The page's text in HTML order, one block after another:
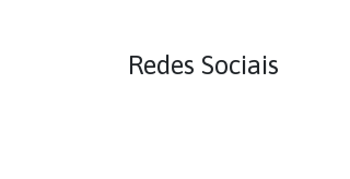
Redes Sociais